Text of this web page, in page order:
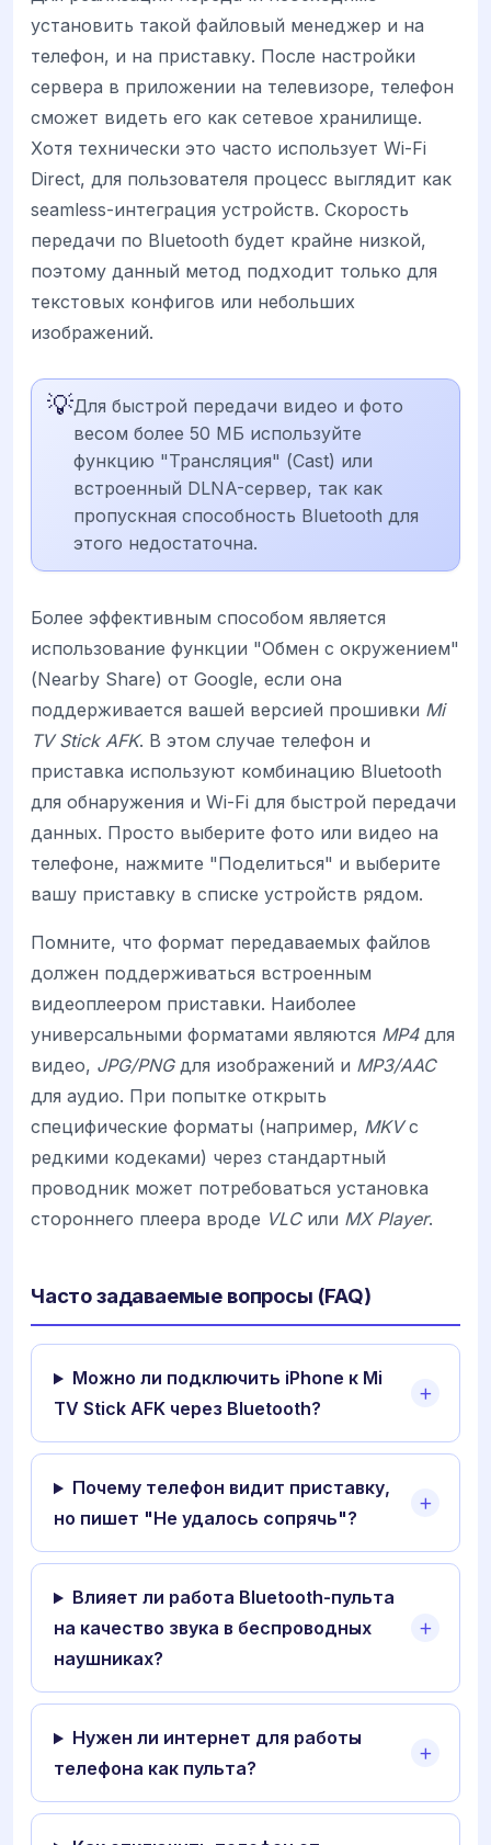
установить такой файловый менеджер и на
телефон, и на приставку. После настройки
сервера в приложении на телевизоре, телефон
сможет видеть его как сетевое хранилище.
Хотя технически это часто использует Wi-Fi
Direct, для пользователя процесс выглядит как
seamless-интеграция устройств. Скорость
передачи по Bluetooth будет крайне низкой,
поэтому данный метод подходит только для
текстовых конфигов или небольших
изображений.
💡Для быстрой передачи видео и фото
весом более 50 МБ используйте
функцию "Трансляция" (Cast) или
встроенный DLNA-сервер, так как
пропускная способность Bluetooth для
этого недостаточна.
Более эффективным способом является
использование функции "Обмен с окружением"
(Nearby Share) от Google, если она
поддерживается вашей версией прошивки Mi
TV Stick AFK. В этом случае телефон и
приставка используют комбинацию Bluetooth
для обнаружения и Wi-Fi для быстрой передачи
данных. Просто выберите фото или видео на
телефоне, нажмите "Поделиться" и выберите
вашу приставку в списке устройств рядом.
Помните, что формат передаваемых файлов
должен поддерживаться встроенным
видеоплеером приставки. Наиболее
универсальными форматами являются MP4для
видео, JPG/PNGдля изображений и MP3/AAC
для аудио. При попытке открыть
специфические форматы (например, MKVс
редкими кодеками) через стандартный
проводник может потребоваться установка
стороннего плеера вроде VLCили MX Player.
Часто задаваемые вопросы (FAQ)
Можно ли подключить iPhone к Mi
TV Stick AFK через Bluetooth?
Почему телефон видит приставку,
но пишет "Не удалось сопрячь"?
Влияет ли работа Bluetooth-пульта
на качество звука в беспроводных
наушниках?
Нужен ли интернет для работы
телефона как пульта?